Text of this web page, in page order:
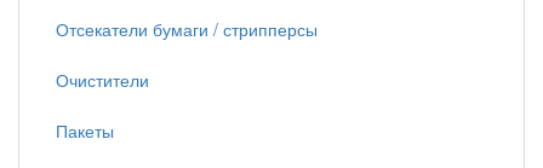
Отсекатели бумаги / стрипперсы
Очистители
Пакеты